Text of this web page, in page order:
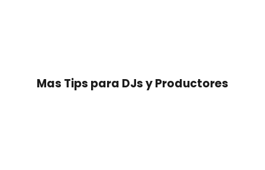
Mas Tips para DJs y Productores